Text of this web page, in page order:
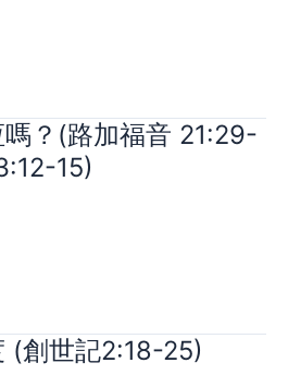
？(路加福音 21:29-
15)
(創世記2:18-25)